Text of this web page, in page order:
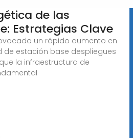
de las
Estrategias Clave
un rápido aumento en
estación base despliegues
la infraestructura de